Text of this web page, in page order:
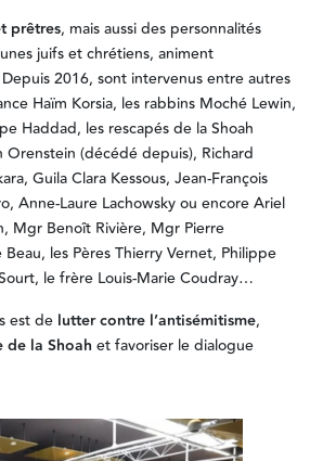
prêtres, mais aussi des personnalités
juifs et chrétiens, animent
2016, sont intervenus entre autres
Haïm Korsia, les rabbins Moché Lewin,
Haddad, les rescapés de la Shoah
Orenstein (décédé depuis), Richard
Guila Clara Kessous, Jean-François
Anne-Laure Lachowsky ou encore Ariel
Mgr Benoît Rivière, Mgr Pierre
les Pères Thierry Vernet, Philippe
le frère Louis-Marie Coudray…
est de lutter contre l’antisémitisme,
de la Shoah et favoriser le dialogue